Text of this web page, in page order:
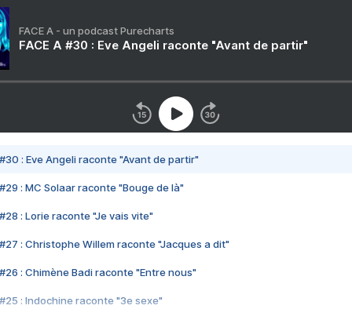
FACE A - un podcast Purecharts
FACE A #30 : Eve Angeli raconte "Avant de partir"
#30 : Eve Angeli raconte "Avant de partir"
#29 : MC Solaar raconte "Bouge de là"
#28 : Lorie raconte "Je vais vite"
#27 : Christophe Willem raconte "Jacques a dit"
#26 : Chimène Badi raconte "Entre nous"
#25 : Indochine raconte "3e sexe"